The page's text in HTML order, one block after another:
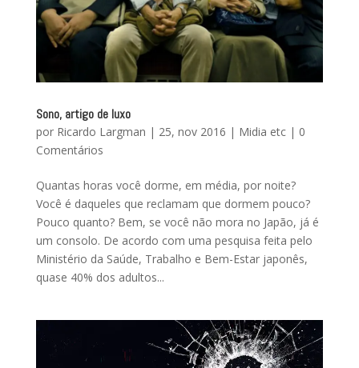
Sono, artigo de luxo
por Ricardo Largman | 25, nov 2016 | Midia etc| 0
Comentários
Quantas horas você dorme, em média, por noite?
Você é daqueles que reclamam que dormem pouco?
Pouco quanto? Bem, se você não mora no Japão, já é
um consolo. De acordo com uma pesquisa feita pelo
Ministério da Saúde, Trabalho e Bem-Estar japonês,
quase 40% dos adultos...